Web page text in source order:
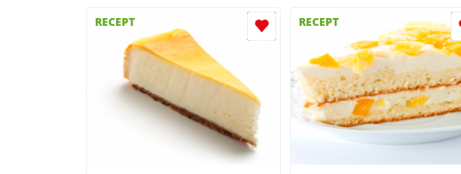
RECEPT RECEPT